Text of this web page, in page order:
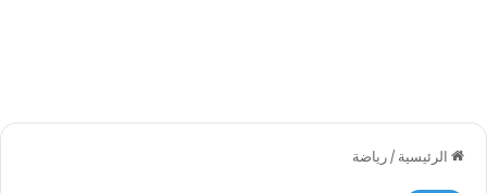
الرئيسية / رياضة